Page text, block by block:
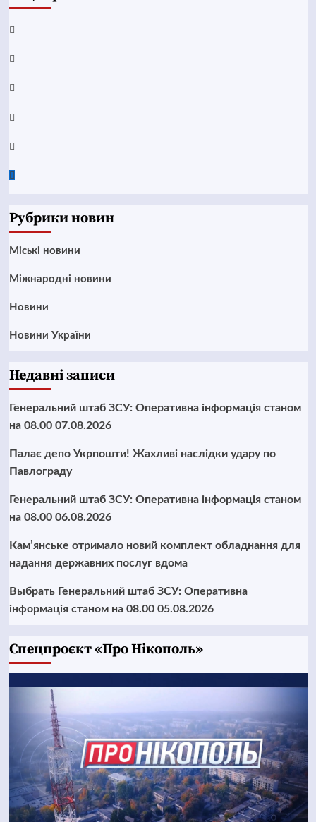
Facebook
YouTube
Telegram
Instagram
Twitter
Google
Рубрики новин
Mіські новини
Міжнародні новини
Новини
Новини України
Недавні записи
Генеральний штаб ЗСУ: Оперативна інформація станом
на 08.00 07.08.2026
Палає депо Укрпошти! Жахливі наслідки удару по
Павлограду
Генеральний штаб ЗСУ: Оперативна інформація станом
на 08.00 06.08.2026
Кам’янське отримало новий комплект обладнання для
надання державних послуг вдома
Выбрать Генеральний штаб ЗСУ: Оперативна
інформація станом на 08.00 05.08.2026
Cпецпроєкт «Про Нікополь»